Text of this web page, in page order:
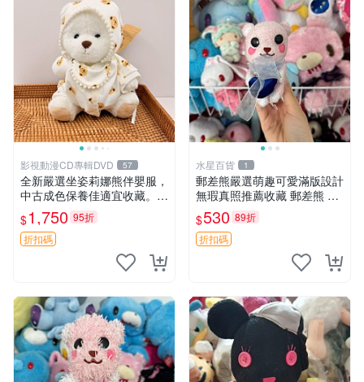
影視動漫CD專輯DVD 57
全新嚴選坐姿莉娜熊伴嬰服，
中古成色保養佳適宜收藏。無
盒子但品質完好，快速出貨。
建議入手！ 中古 玩偶 滬漫
$1,750 95折
折扣碼
水星百貨 1
郵差熊嚴選萌趣可愛滿版設計
無瑕真照推薦收藏 郵差熊 熊
抱枕 紅薯啵啵間
$530 89折
折扣碼